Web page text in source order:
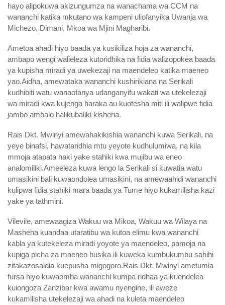
hayo alipokuwa akizungumza na wanachama wa CCM na
wananchi katika mkutano wa kampeni uliofanyika Uwanja wa
Michezo, Dimani, Mkoa wa Mjini Magharibi.
Ametoa ahadi hiyo baada ya kusikiliza hoja za wananchi,
ambapo wengi walieleza kutoridhika na fidia walizopokea baada
ya kupisha miradi ya uwekezaji na maendeleo katika maeneo
yao.Aidha, amewataka wananchi kushirikiana na Serikali
kudhibiti watu wanaofanya udanganyifu wakati wa utekelezaji
wa miradi kwa kujenga haraka au kuotesha miti ili walipwe fidia
jambo ambalo halikubaliki kisheria.
Rais Dkt. Mwinyi amewahakikishia wananchi kuwa Serikali, na
yeye binafsi, hawataridhia mtu yeyote kudhulumiwa, na kila
mmoja atapata haki yake stahiki kwa mujibu wa eneo
analomiliki.Ameeleza kuwa lengo la Serikali si kuwatia watu
umasikini bali kuwaondolea umasikini, na amewaahidi wananchi
kulipwa fidia stahiki mara baada ya Tume hiyo kukamilisha kazi
yake ya tathmini.
Vilevile, amewaagiza Wakuu wa Mikoa, Wakuu wa Wilaya na
Masheha kuandaa utaratibu wa kutoa elimu kwa wananchi
kabla ya kutekeleza miradi yoyote ya maendeleo, pamoja na
kupiga picha za maeneo husika ili kuweka kumbukumbu sahihi
zitakazosaidia kuepusha migogoro.Rais Dkt. Mwinyi ametumia
fursa hiyo kuwaomba wananchi kumpa ridhaa ya kuendelea
kuiongoza Zanzibar kwa awamu nyengine, ili aweze
kukamilisha utekelezaji wa ahadi na kuleta maendeleo